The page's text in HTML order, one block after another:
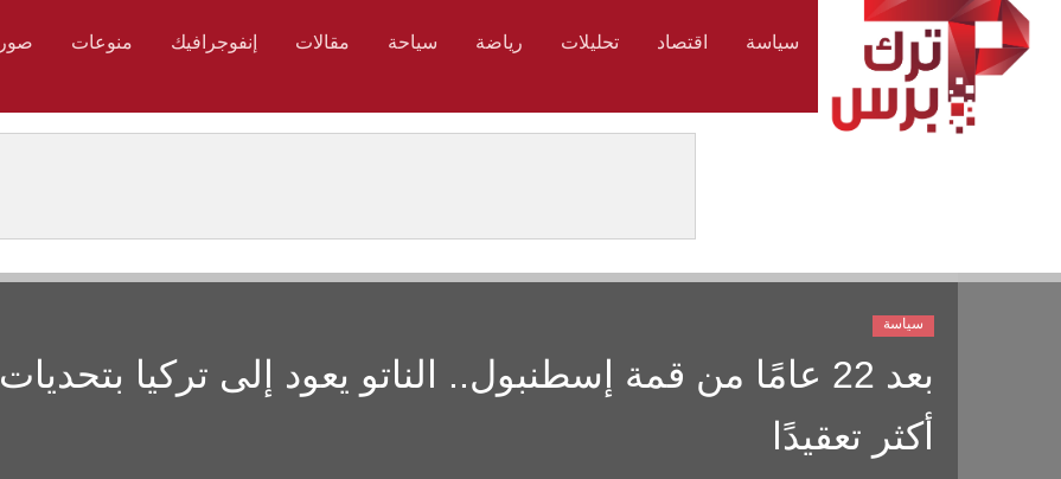
سياسة اقتصاد تحليلات رياضة سياحة مقالات إنفوجرافيك منوعات صور
بعد 22 عامًا من قمة إسطنبول.. الناتو يعود إلى تركيا بتحديات
أكثر تعقيدًا
سياسة